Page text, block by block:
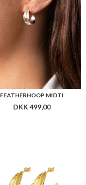
FEATHERHOOP MIDTI
DKK 499,00